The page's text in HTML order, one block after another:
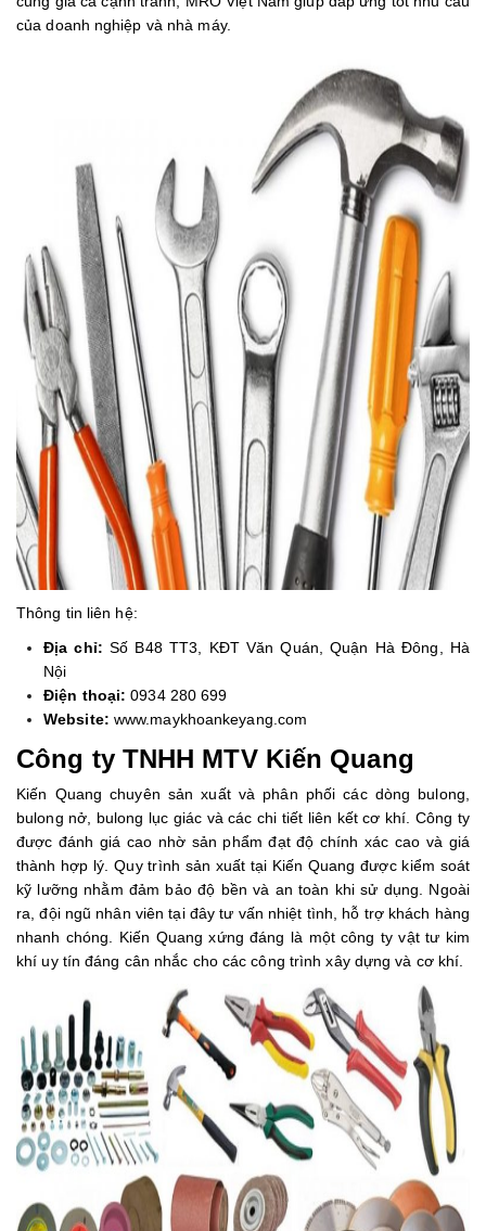
của doanh nghiệp và nhà máy.
Thông tin liên hệ:
Địa chỉ: Số B48 TT3, KĐT Văn Quán, Quận Hà Đông, Hà
Nội
Điện thoại: 0934 280 699
Website: www.maykhoankeyang.com
Công ty TNHH MTV Kiến Quang
Kiến Quang chuyên sản xuất và phân phối các dòng bulong,
bulong nở, bulong lục giác và các chi tiết liên kết cơ khí. Công ty
được đánh giá cao nhờ sản phẩm đạt độ chính xác cao và giá
thành hợp lý. Quy trình sản xuất tại Kiến Quang được kiểm soát
kỹ lưỡng nhằm đảm bảo độ bền và an toàn khi sử dụng. Ngoài
ra, đội ngũ nhân viên tại đây tư vấn nhiệt tình, hỗ trợ khách hàng
nhanh chóng. Kiến Quang xứng đáng là một công ty vật tư kim
khí uy tín đáng cân nhắc cho các công trình xây dựng và cơ khí.